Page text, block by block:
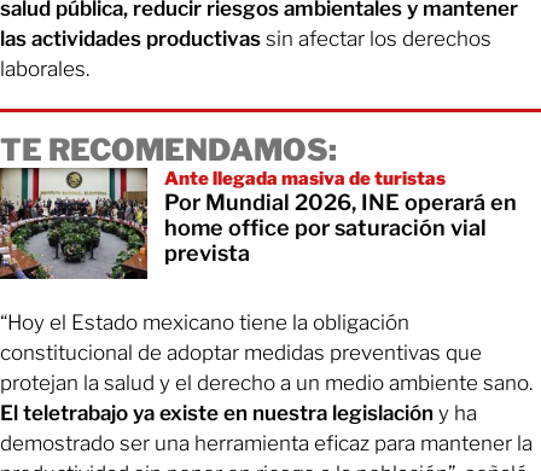
salud pública, reducir riesgos ambientales y mantener
las actividades productivas sin afectar los derechos
laborales.
TE RECOMENDAMOS:
Ante llegada masiva de turistas
Por Mundial 2026, INE operará en
home office por saturación vial
prevista
“Hoy el Estado mexicano tiene la obligación
constitucional de adoptar medidas preventivas que
protejan la salud y el derecho a un medio ambiente sano.
El teletrabajo ya existe en nuestra legislación y ha
demostrado ser una herramienta eficaz para mantener la